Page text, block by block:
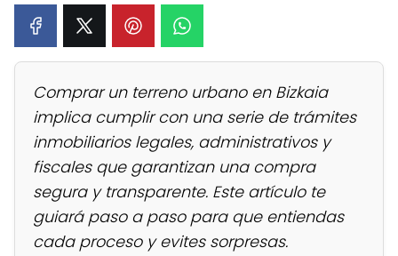
Comprar un terreno urbano en Bizkaia
implica cumplir con una serie de trámites
inmobiliarios legales, administrativos y
fiscales que garantizan una compra
segura y transparente. Este artículo te
guiará paso a paso para que entiendas
cada proceso y evites sorpresas.